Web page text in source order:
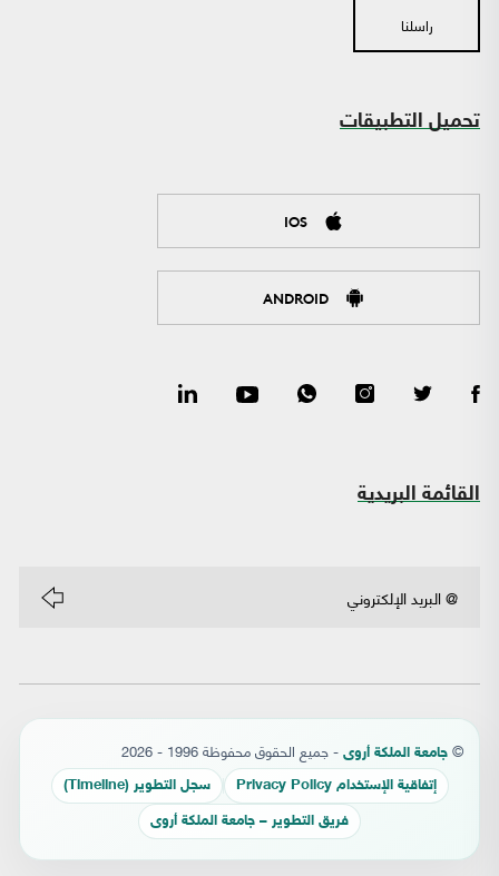
راسلنا
تحميل التطبيقات
IOS
ANDROID
القائمة البريدية
© جامعة الملكة أروى - جميع الحقوق محفوظة 1996 - 2026
إتفاقية الإستخدام Privacy Policy سجل التطوير (Timeline)
فريق التطوير – جامعة الملكة أروى